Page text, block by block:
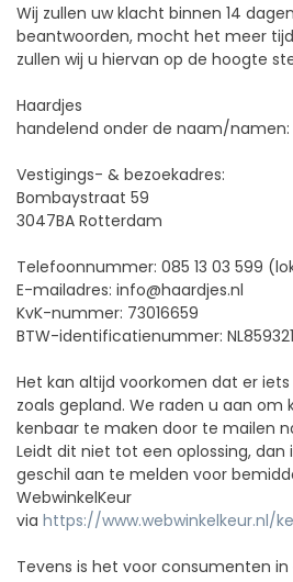
Wij zullen uw klacht binnen 14
beantwoorden, mocht het meer
zullen wij u hiervan op de hoogte
Haardjes
handelend onder de naam/namen:
Vestigings- & bezoekadres:
Bombaystraat 59
3047BA Rotterdam
Telefoonnummer: 085 13 03 599
E-mailadres: info@haardjes.nl
KvK-nummer: 73016659
BTW-identificatienummer:
Het kan altijd voorkomen dat er
zoals gepland. We raden u aan om
kenbaar te maken door te mailen
Leidt dit niet tot een oplossing, dan
geschil aan te melden voor
WebwinkelKeur
via https://www.webwinkelkeur.nl/
Tevens is het voor consumenten in